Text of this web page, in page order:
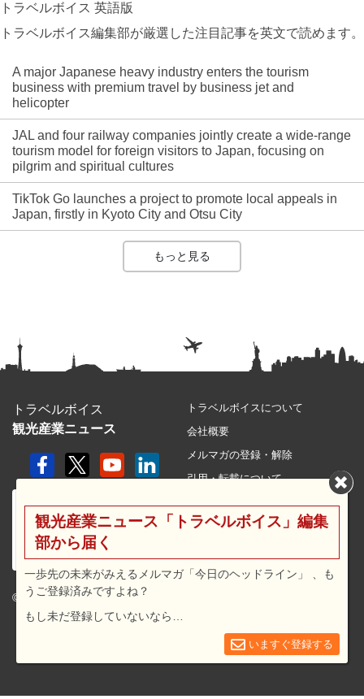
トラベルボイス 英語版
トラベルボイス編集部が厳選した注目記事を英文で読めます。
A major Japanese heavy industry enters the tourism
business with premium travel by business jet and
helicopter
JAL and four railway companies jointly create a wide-range
tourism model for foreign visitors to Japan, focusing on
pilgrim and spiritual cultures
TikTok Go launches a project to promote local appeals in
Japan, firstly in Kyoto City and Otsu City
もっと見る
トラベルボイス
観光産業ニュース
© 2026 travel voice.
トラベルボイスについて
会社概要
メルマガの登録・解除
引用・転載について
利用規約
広告メニュー・料金
観光産業ニュース「トラベルボイス」編集
部から届く
一歩先の未来がみえるメルマガ「今日のヘッドライン」 、も
うご登録済みですよね？
もし未だ登録していないなら…
いますぐ登録する